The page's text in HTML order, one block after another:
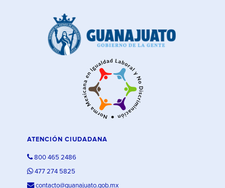
ATENCIÓN CIUDADANA
800 465 2486
477 274 5825
contacto@guanajuato.gob.mx